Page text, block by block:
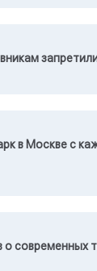
в Москве с
современных